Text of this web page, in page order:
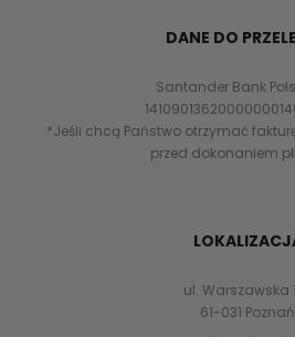
DANE DO
Santander Bank
*Jeśli chcą Państwo otrzymać
przed dokonaniem
ul. Warszawska
61-031 Poznań